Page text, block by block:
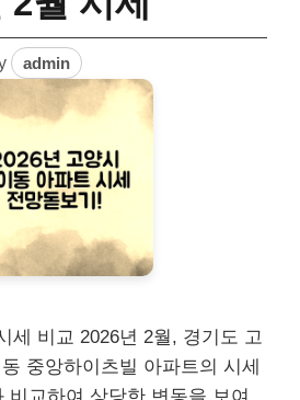
admin
세 비교 2026년 2월, 경기도 고
중앙하이츠빌 아파트의 시세
비교하여 상당한 변동을 보여